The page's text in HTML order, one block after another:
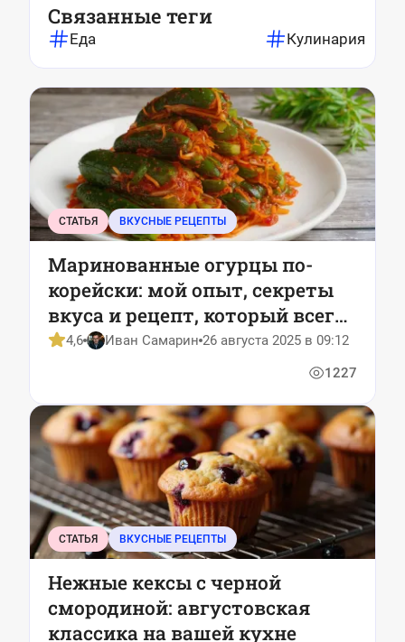
Связанные теги
Еда Кулинария
СТАТЬЯ ВКУСНЫЕ РЕЦЕПТЫ
Маринованные огурцы по-
корейски: мой опыт, секреты
вкуса и рецепт, который всегда
работает
4,6 Иван Самарин 26 августа 2025 в 09:12
1227
СТАТЬЯ ВКУСНЫЕ РЕЦЕПТЫ
Нежные кексы с черной
смородиной: августовская
классика на вашей кухне